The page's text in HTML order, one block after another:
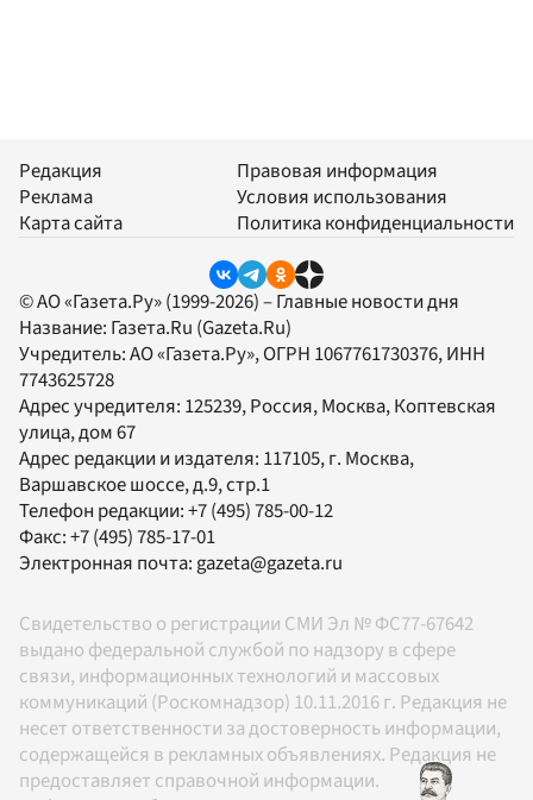
Редакция
Реклама
Карта сайта
Правовая информация
Условия использования
Политика конфиденциальности
© АО «Газета.Ру» (1999-2026) – Главные новости дня
Название: Газета.Ru (Gazeta.Ru)
Учредитель:АО «Газета.Ру», ОГРН 1067761730376, ИНН
7743625728
Адрес учредителя: 125239, Россия, Москва, Коптевская
улица, дом 67
Адрес редакции и издателя: 117105, г. Москва,
Варшавское шоссе, д.9, стр.1
Телефон редакции:+7 (495) 785-00-12
Факс:+7 (495) 785-17-01
Электронная почта:gazeta@gazeta.ru
Свидетельство о регистрации СМИ Эл № ФС77-67642
выдано федеральной службой по надзору в сфере
связи, информационных технологий и массовых
коммуникаций (Роскомнадзор) 10.11.2016 г. Редакция не
несет ответственности за достоверность информации,
содержащейся в рекламных объявлениях. Редакция не
предоставляет справочной информации.